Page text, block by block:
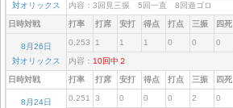
対オリックス
内容：3回見三振 5回一直 8回遊ゴロ
日時対戦 打率 打席 安打 得点 打点 三振 四死
8月26日
対オリックス
0.253 1 1 1 0 0 0
内容： 10回中２
日時対戦 打率 打席 安打 得点 打点 三振 四死
8月24日
0.251 3 0 0 0 2 0